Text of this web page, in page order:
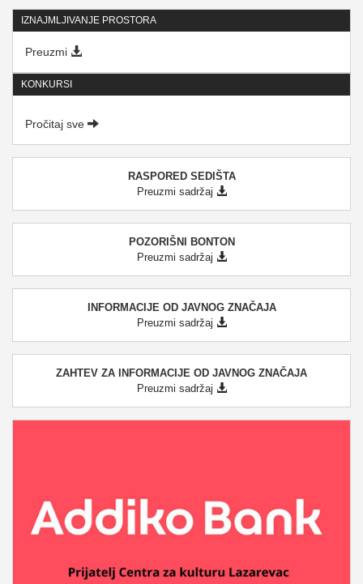
IZNAJMLJIVANJE PROSTORA
Preuzmi
KONKURSI
Pročitaj sve
RASPORED SEDIŠTA
Preuzmi sadržaj
POZORIŠNI BONTON
Preuzmi sadržaj
INFORMACIJE OD JAVNOG ZNAČAJA
Preuzmi sadržaj
ZAHTEV ZA INFORMACIJE OD JAVNOG ZNAČAJA
Preuzmi sadržaj